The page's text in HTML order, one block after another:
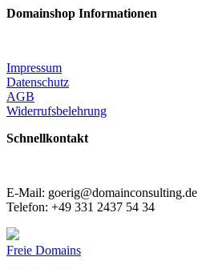
Domainshop Informationen
Impressum
Datenschutz
AGB
Widerrufsbelehrung
Schnellkontakt
E-Mail: goerig@domainconsulting.de
Telefon: +49 331 2437 54 34
Freie Domains